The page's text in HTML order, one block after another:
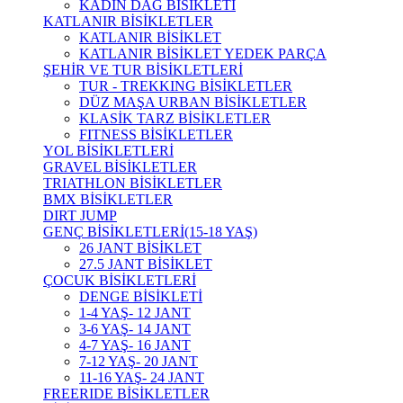
KADIN DAĞ BİSİKLETİ
KATLANIR BİSİKLETLER
KATLANIR BİSİKLET
KATLANIR BİSİKLET YEDEK PARÇA
ŞEHİR VE TUR BİSİKLETLERİ
TUR - TREKKING BİSİKLETLER
DÜZ MAŞA URBAN BİSİKLETLER
KLASİK TARZ BİSİKLETLER
FITNESS BİSİKLETLER
YOL BİSİKLETLERİ
GRAVEL BİSİKLETLER
TRIATHLON BİSİKLETLER
BMX BİSİKLETLER
DIRT JUMP
GENÇ BİSİKLETLERİ(15-18 YAŞ)
26 JANT BİSİKLET
27.5 JANT BİSİKLET
ÇOCUK BİSİKLETLERİ
DENGE BİSİKLETİ
1-4 YAŞ- 12 JANT
3-6 YAŞ- 14 JANT
4-7 YAŞ- 16 JANT
7-12 YAŞ- 20 JANT
11-16 YAŞ- 24 JANT
FREERIDE BİSİKLETLER